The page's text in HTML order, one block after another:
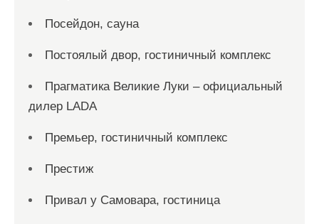
Посейдон, сауна
Постоялый двор, гостиничный комплекс
Прагматика Великие Луки – официальный
дилер LADA
Премьер, гостиничный комплекс
Престиж
Привал у Самовара, гостиница